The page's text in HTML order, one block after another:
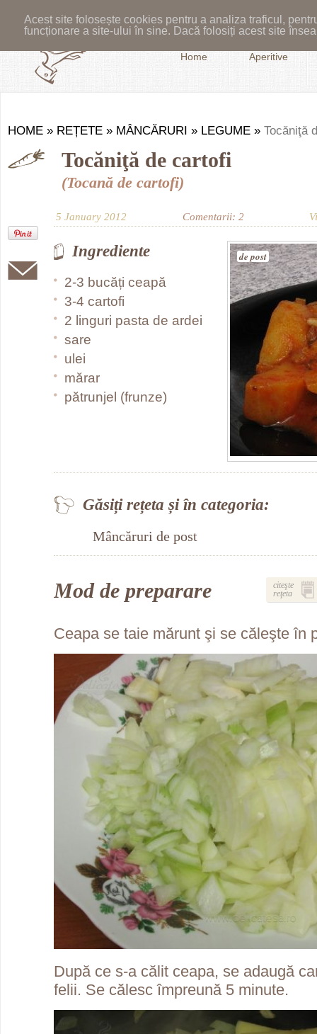
Acest site folosește cookies pentru a analiza traficul,
funcționare a site-ului în sine. Dacă folosiți acest site
Home Aperitive
HOME » REȚETE » MÂNCĂRURI » LEGUME » Tocăniţă
Tocăniţă de cartofi
(Tocană de cartofi)
5 January 2012 Comentarii: 2
de post
Ingrediente
2-3 bucăți ceapă
3-4 cartofi
2 linguri pasta de ardei
sare
ulei
mărar
pătrunjel (frunze)
Găsiți rețeta și în categoria:
Mâncăruri de post
Mod de preparare
citeşte
reţeta
Ceapa se taie mărunt şi se căleşte în
După ce s-a călit ceapa, se adaugă
felii. Se călesc împreună 5 minute.